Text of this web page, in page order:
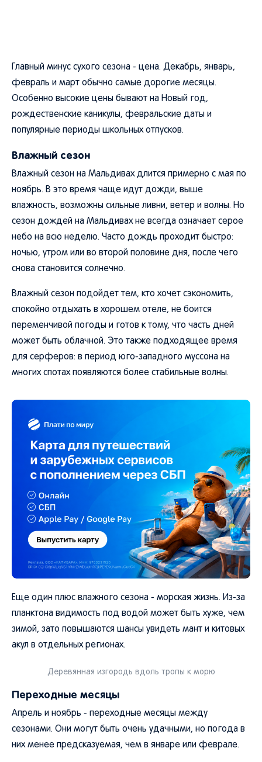
Главный минус сухого сезона - цена. Декабрь, январь,
февраль и март обычно самые дорогие месяцы.
Особенно высокие цены бывают на Новый год,
рождественские каникулы, февральские даты и
популярные периоды школьных отпусков.
Влажный сезон
Влажный сезон на Мальдивах длится примерно с мая по
ноябрь. В это время чаще идут дожди, выше
влажность, возможны сильные ливни, ветер и волны. Но
сезон дождей на Мальдивах не всегда означает серое
небо на всю неделю. Часто дождь проходит быстро:
ночью, утром или во второй половине дня, после чего
снова становится солнечно.
Влажный сезон подойдет тем, кто хочет сэкономить,
спокойно отдыхать в хорошем отеле, не боится
переменчивой погоды и готов к тому, что часть дней
может быть облачной. Это также подходящее время
для серферов: в период юго-западного муссона на
многих спотах появляются более стабильные волны.
Еще один плюс влажного сезона - морская жизнь. Из-за
планктона видимость под водой может быть хуже, чем
зимой, зато повышаются шансы увидеть мант и китовых
акул в отдельных регионах.
Деревянная изгородь вдоль тропы к морю
Переходные месяцы
Апрель и ноябрь - переходные месяцы между
сезонами. Они могут быть очень удачными, но погода в
них менее предсказуемая, чем в январе или феврале.